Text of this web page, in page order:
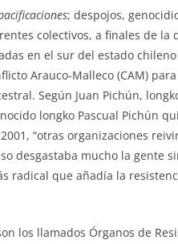
; despojos,
colectivos, a finales de la
en el sur del estado
Arauco-Malleco (CAM)
Según Juan Pichún,
longko Pascual Pichún
“otras organizaciones
desgastaba mucho la gente
radical que añadía la
los llamados Órganos de